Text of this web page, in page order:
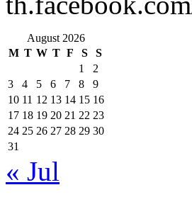
August 2026
M T W T F S
S
1
2
3
4 5 6 7 8
9
10 11 12 13 14 15 16
17 18 19 20 21 22 23
24 25 26 27 28 29 30
31
« Jul